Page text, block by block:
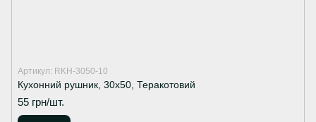
Артикул: RKH-3050-10
Кухонний рушник, 30х50, Теракотовий
55 грн/шт.